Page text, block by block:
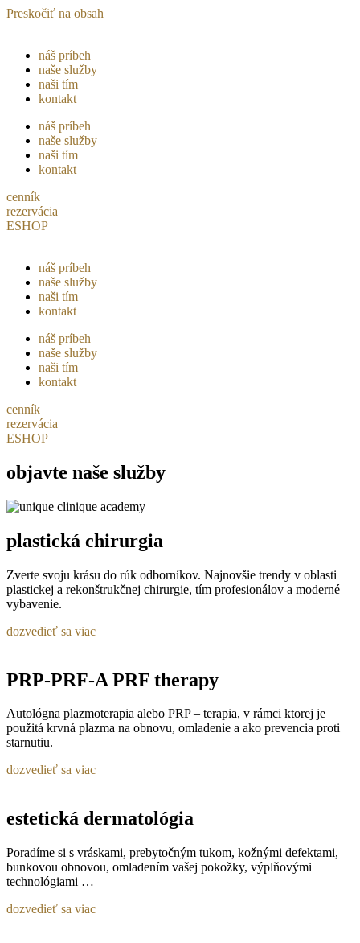
Preskočiť na obsah
náš príbeh
naše služby
naši tím
kontakt
náš príbeh
naše služby
naši tím
kontakt
cenník
rezervácia
ESHOP
náš príbeh
naše služby
naši tím
kontakt
náš príbeh
naše služby
naši tím
kontakt
cenník
rezervácia
ESHOP
objavte naše služby
plastická chirurgia
Zverte svoju krásu do rúk odborníkov. Najnovšie trendy v oblasti
plastickej a rekonštrukčnej chirurgie, tím profesionálov a moderné
vybavenie.
dozvedieť sa viac
PRP-PRF-A PRF therapy
Autológna plazmoterapia alebo PRP – terapia, v rámci ktorej je
použitá krvná plazma na obnovu, omladenie a ako prevencia proti
starnutiu.
dozvedieť sa viac
estetická dermatológia
Poradíme si s vráskami, prebytočným tukom, kožnými defektami,
bunkovou obnovou, omladením vašej pokožky, výplňovými
technológiami …
dozvedieť sa viac